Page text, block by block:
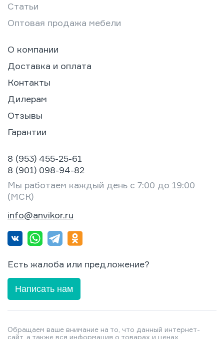
Статьи
Оптовая продажа мебели
О компании
Доставка и оплата
Контакты
Дилерам
Отзывы
Гарантии
8 (953) 455-25-61
8 (901) 098-94-82
Мы работаем каждый день с 7:00 до 19:00
(МСК)
info@anvikor.ru
Есть жалоба или предложение?
Написать нам
Обращаем ваше внимание на то, что данный интернет-
сайт, а также вся информация о товарах и ценах,